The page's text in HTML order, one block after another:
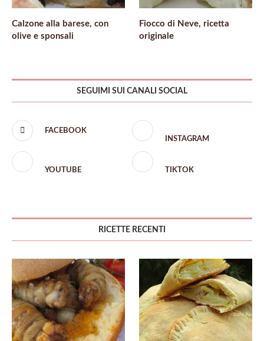
Calzone alla barese, con
olive e sponsali
Fiocco di Neve, ricetta
originale
SEGUIMI SUI CANALI SOCIAL
FACEBOOK
INSTAGRAM
YOUTUBE TIKTOK
RICETTE RECENTI